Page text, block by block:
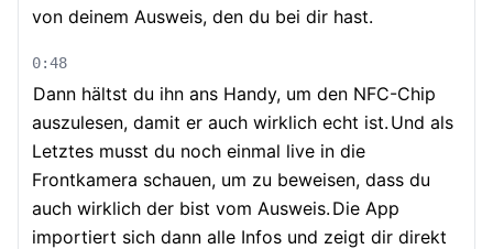
von deinem Ausweis, den du bei dir hast.
0:48
Dann hältst du ihn ans Handy, um den NFC-Chip
auszulesen, damit er auch wirklich echt ist. Und als
Letztes musst du noch einmal live in die
Frontkamera schauen, um zu beweisen, dass du
auch wirklich der bist vom Ausweis. Die App
importiert sich dann alle Infos und zeigt dir direkt